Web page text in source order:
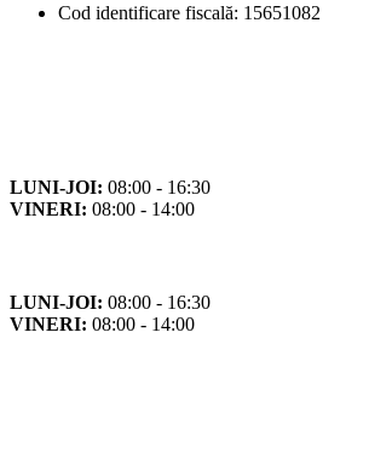
Cod identificare fiscală: 15651082
LUNI-JOI: 08:00 - 16:30
VINERI: 08:00 - 14:00
LUNI-JOI: 08:00 - 16:30
VINERI: 08:00 - 14:00